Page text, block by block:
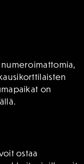
on
ostaa